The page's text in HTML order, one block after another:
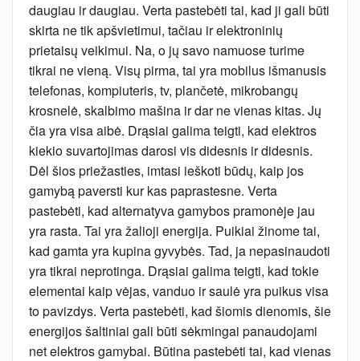
daugiau ir daugiau. Verta pastebėti tai, kad ji gali būti
skirta ne tik apšvietimui, tačiau ir elektroninių
prietaisų veikimui. Na, o jų savo namuose turime
tikrai ne vieną. Visų pirma, tai yra mobilus išmanusis
telefonas, kompiuteris, tv, plančetė, mikrobangų
krosnelė, skalbimo mašina ir dar ne vienas kitas. Jų
čia yra visa aibė. Drąsiai galima teigti, kad elektros
kiekio suvartojimas darosi vis didesnis ir didesnis.
Dėl šios priežasties, imtasi ieškoti būdų, kaip jos
gamybą paversti kur kas paprastesne. Verta
pastebėti, kad alternatyva gamybos pramonėje jau
yra rasta. Tai yra žalioji energija. Puikiai žinome tai,
kad gamta yra kupina gyvybės. Tad, ja nepasinaudoti
yra tikrai neprotinga. Drąsiai galima teigti, kad tokie
elementai kaip vėjas, vanduo ir saulė yra puikus visa
to pavizdys. Verta pastebėti, kad šiomis dienomis, šie
energijos šaltiniai gali būti sėkmingai panaudojami
net elektros gamybai. Būtina pastebėti tai, kad vienas